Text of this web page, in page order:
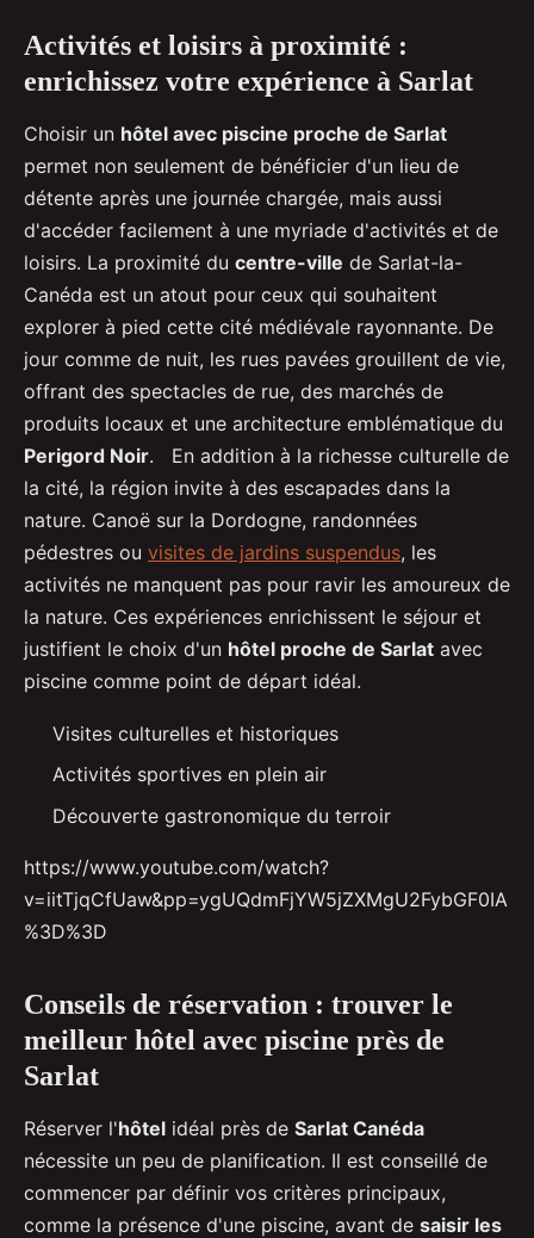
Activités et loisirs à proximité :
enrichissez votre expérience à Sarlat
Choisir un hôtel avec piscine proche de Sarlat
permet non seulement de bénéficier d'un lieu de
détente après une journée chargée, mais aussi
d'accéder facilement à une myriade d'activités et de
loisirs. La proximité du centre-ville de Sarlat-la-
Canéda est un atout pour ceux qui souhaitent
explorer à pied cette cité médiévale rayonnante. De
jour comme de nuit, les rues pavées grouillent de vie,
offrant des spectacles de rue, des marchés de
produits locaux et une architecture emblématique du
Perigord Noir. En addition à la richesse culturelle de
la cité, la région invite à des escapades dans la
nature. Canoë sur la Dordogne, randonnées
pédestres ou visites de jardins suspendus, les
activités ne manquent pas pour ravir les amoureux de
la nature. Ces expériences enrichissent le séjour et
justifient le choix d'un hôtel proche de Sarlat avec
piscine comme point de départ idéal.
Visites culturelles et historiques
Activités sportives en plein air
Découverte gastronomique du terroir
https://www.youtube.com/watch?
v=iitTjqCfUaw&pp=ygUQdmFjYW5jZXMgU2FybGF0IA
%3D%3D
Conseils de réservation : trouver le
meilleur hôtel avec piscine près de
Sarlat
Réserver l'hôtel idéal près de Sarlat Canéda
nécessite un peu de planification. Il est conseillé de
commencer par définir vos critères principaux,
comme la présence d'une piscine, avant de saisir les